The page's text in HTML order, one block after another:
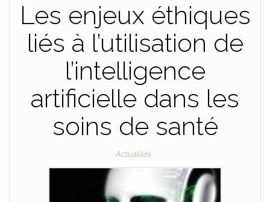
Les enjeux éthiques
liés à l’utilisation de
l’intelligence
artificielle dans les
soins de santé
Actualités